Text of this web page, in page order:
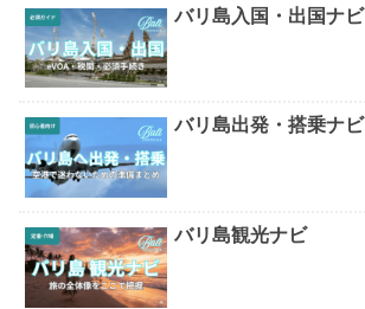
バリ島入国・出国ナビ
バリ島出発・搭乗ナビ
バリ島観光ナビ